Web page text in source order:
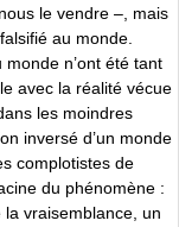
le vendre –, mais
au monde.
n’ont été tant
avec la réalité vécue
les moindres
inversé d’un monde
complotistes de
du phénomène :
vraisemblance, un